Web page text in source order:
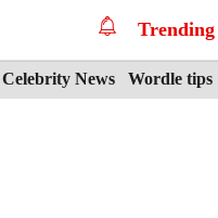
Celebrity News Wordle tips